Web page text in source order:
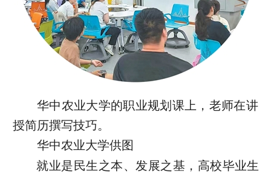
华中农业大学的职业规划课上，老师在讲
授简历撰写技巧。
华中农业大学供图
就业是民生之本、发展之基，高校毕业生